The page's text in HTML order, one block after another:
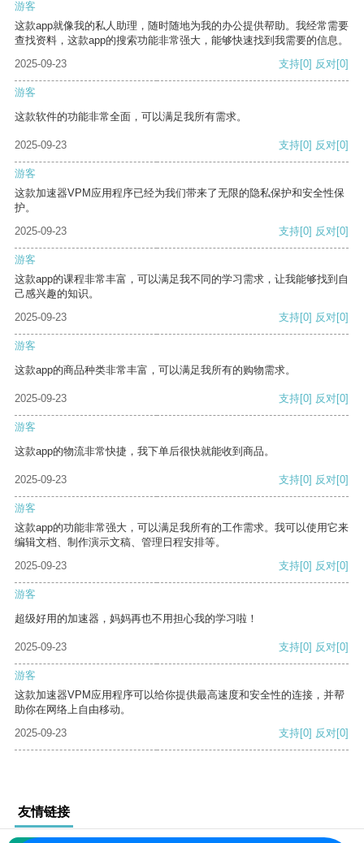
游客
这款app就像我的私人助理，随时随地为我的办公提供帮助。我经常需要
查找资料，这款app的搜索功能非常强大，能够快速找到我需要的信息。
2025-09-23
支持[0] 反对[0]
游客
这款软件的功能非常全面，可以满足我所有需求。
2025-09-23 支持[0] 反对[0]
游客
这款加速器VPM应用程序已经为我们带来了无限的隐私保护和安全性保
护。
2025-09-23
支持[0] 反对[0]
游客
这款app的课程非常丰富，可以满足我不同的学习需求，让我能够找到自
己感兴趣的知识。
2025-09-23
支持[0] 反对[0]
游客
这款app的商品种类非常丰富，可以满足我所有的购物需求。
2025-09-23 支持[0] 反对[0]
游客
这款app的物流非常快捷，我下单后很快就能收到商品。
2025-09-23 支持[0] 反对[0]
游客
这款app的功能非常强大，可以满足我所有的工作需求。我可以使用它来
编辑文档、制作演示文稿、管理日程安排等。
2025-09-23
支持[0] 反对[0]
游客
超级好用的加速器，妈妈再也不用担心我的学习啦！
2025-09-23 支持[0] 反对[0]
游客
这款加速器VPM应用程序可以给你提供最高速度和安全性的连接，并帮
助你在网络上自由移动。
2025-09-23
支持[0] 反对[0]
友情链接